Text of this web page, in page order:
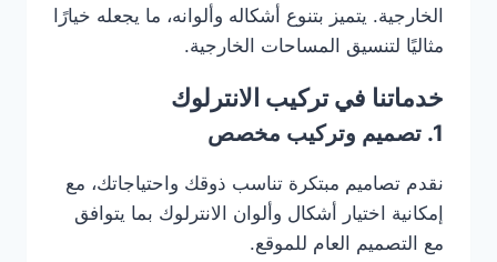
الخارجية. يتميز بتنوع أشكاله وألوانه، ما يجعله خيارًا
مثاليًا لتنسيق المساحات الخارجية.
خدماتنا في تركيب الانترلوك
1. تصميم وتركيب مخصص
نقدم تصاميم مبتكرة تناسب ذوقك واحتياجاتك، مع
إمكانية اختيار أشكال وألوان الانترلوك بما يتوافق
مع التصميم العام للموقع.